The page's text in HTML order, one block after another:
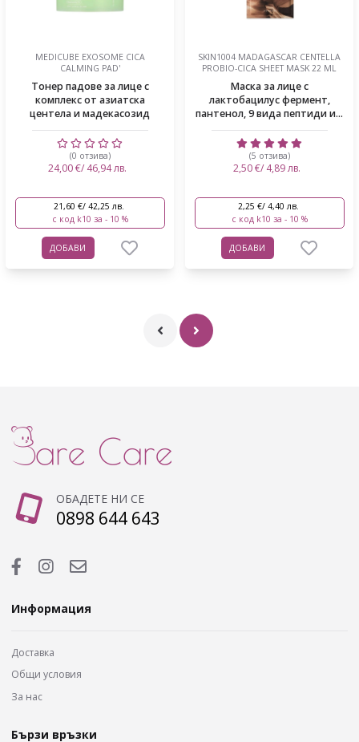
MEDICUBE EXOSOME CICA
CALMING PAD'
Тонер падове за лице с
комплекс от азиатска
центела и мадекасозид
(0 отзива)
24,00 €/ 46,94 лв.
21,60 €/ 42,25 лв.
с код k10 за - 10 %
ДОБАВИ
SKIN1004 MADAGASCAR CENTELLA
PROBIO-CICA SHEET MASK 22 ML
Маска за лице с
лактобацилус фермент,
пантенол, 9 вида пептиди и...
(5 отзива)
2,50 €/ 4,89 лв.
2,25 €/ 4,40 лв.
с код k10 за - 10 %
ДОБАВИ
ОБАДЕТЕ НИ СЕ
0898 644 643
Информация
Доставка
Общи условия
За нас
Бързи връзки